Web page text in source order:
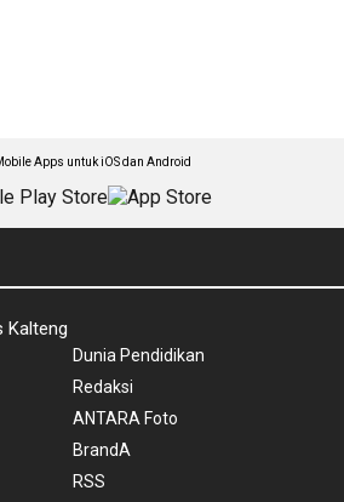
Apps untuk iOS dan Android
Kalteng
Dunia Pendidikan
Redaksi
ANTARA Foto
BrandA
RSS